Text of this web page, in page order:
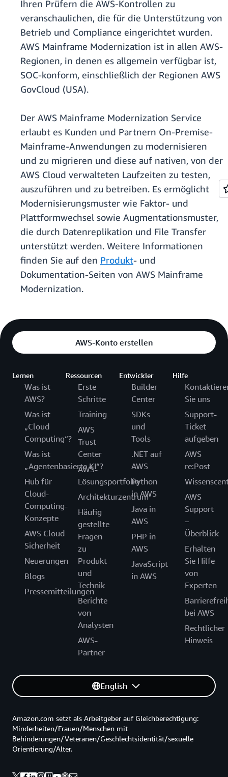
Ihren Prüfern die AWS-Kontrollen zu
veranschaulichen, die für die Unterstützung von
Betrieb und Compliance eingerichtet wurden.
AWS Mainframe Modernization ist in allen AWS-
Regionen, in denen es allgemein verfügbar ist,
SOC-konform, einschließlich der Regionen AWS
GovCloud (USA).
Der AWS Mainframe Modernization Service
erlaubt es Kunden und Partnern On-Premise-
Mainframe-Anwendungen zu modernisieren
und zu migrieren und diese auf nativen, von der
AWS Cloud verwalteten Laufzeiten zu testen,
auszuführen und zu betreiben. Es ermöglicht
Modernisierungsmuster wie Faktor- und
Plattformwechsel sowie Augmentationsmuster,
die durch Datenreplikation und File Transfer
unterstützt werden. Weitere Informationen
finden Sie auf den Produkt- und
Dokumentation-Seiten von AWS Mainframe
Modernization.
AWS-Konto erstellen
Lernen
Was ist
AWS?
Was ist
„Cloud
Computing“?
Was ist
„Agentenbasierte KI“?
Hub für
Cloud-
Computing-
Konzepte
AWS Cloud
Sicherheit
Neuerungen
Blogs
Pressemitteilungen
Ressourcen
Erste
Schritte
Training
AWS
Trust
Center
AWS-
Lösungsportfolio
Architekturzentrum
Häufig
gestellte
Fragen
zu
Produkt
und
Technik
Berichte
von
Analysten
AWS-
Partner
Entwickler
Builder
Center
SDKs
und
Tools
.NET auf
AWS
Python
in AWS
Java in
AWS
PHP in
AWS
JavaScript
in AWS
Hilfe
Sie uns
Support-
Ticket
aufgeben
AWS
re:Post
AWS
Support
–
Überblick
Erhalten
Sie Hilfe
von
Experten
bei AWS
Rechtlicher
Hinweis
English
Amazon.com setzt als Arbeitgeber auf Gleichberechtigung:
Minderheiten/Frauen/Menschen mit
Behinderungen/Veteranen/Geschlechtsidentität/sexuelle
Orientierung/Alter.